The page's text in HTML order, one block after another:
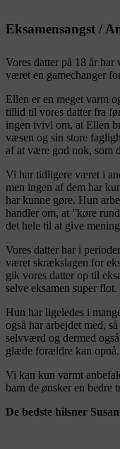
Eksamensangst /
Vores datter på 18 år
været en gamechanger
Ellen er en meget varm
tillid til vores datter fra
ingen tvivl om, at Ellen
væsen og sin store
af at være god nok, som
Vi har tidligere været i
men ingen af dem har
har kunne gøre. Hun
handler om, at ”køre
det hele til at give
Vores datter har i
været skrækslagen for
gik vores datter op til
selve eksamen super flot.
Hun har ligeledes i
også har arbejdet med,
selvværd og dermed
glæde forældre kan opnå.
Vi kan kun varmt
barn de ønsker en bedre
De bedste hilsner